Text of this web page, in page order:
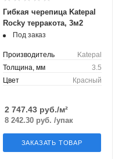
Гибкая черепица Katepal
Rocky терракота, 3м2
Под заказ
Производитель
Katepal
Толщина, мм
3.5
Цвет
Красный
2 747.43 руб./м²
8 242.30руб. /упак
ЗАКАЗАТЬ ТОВАР